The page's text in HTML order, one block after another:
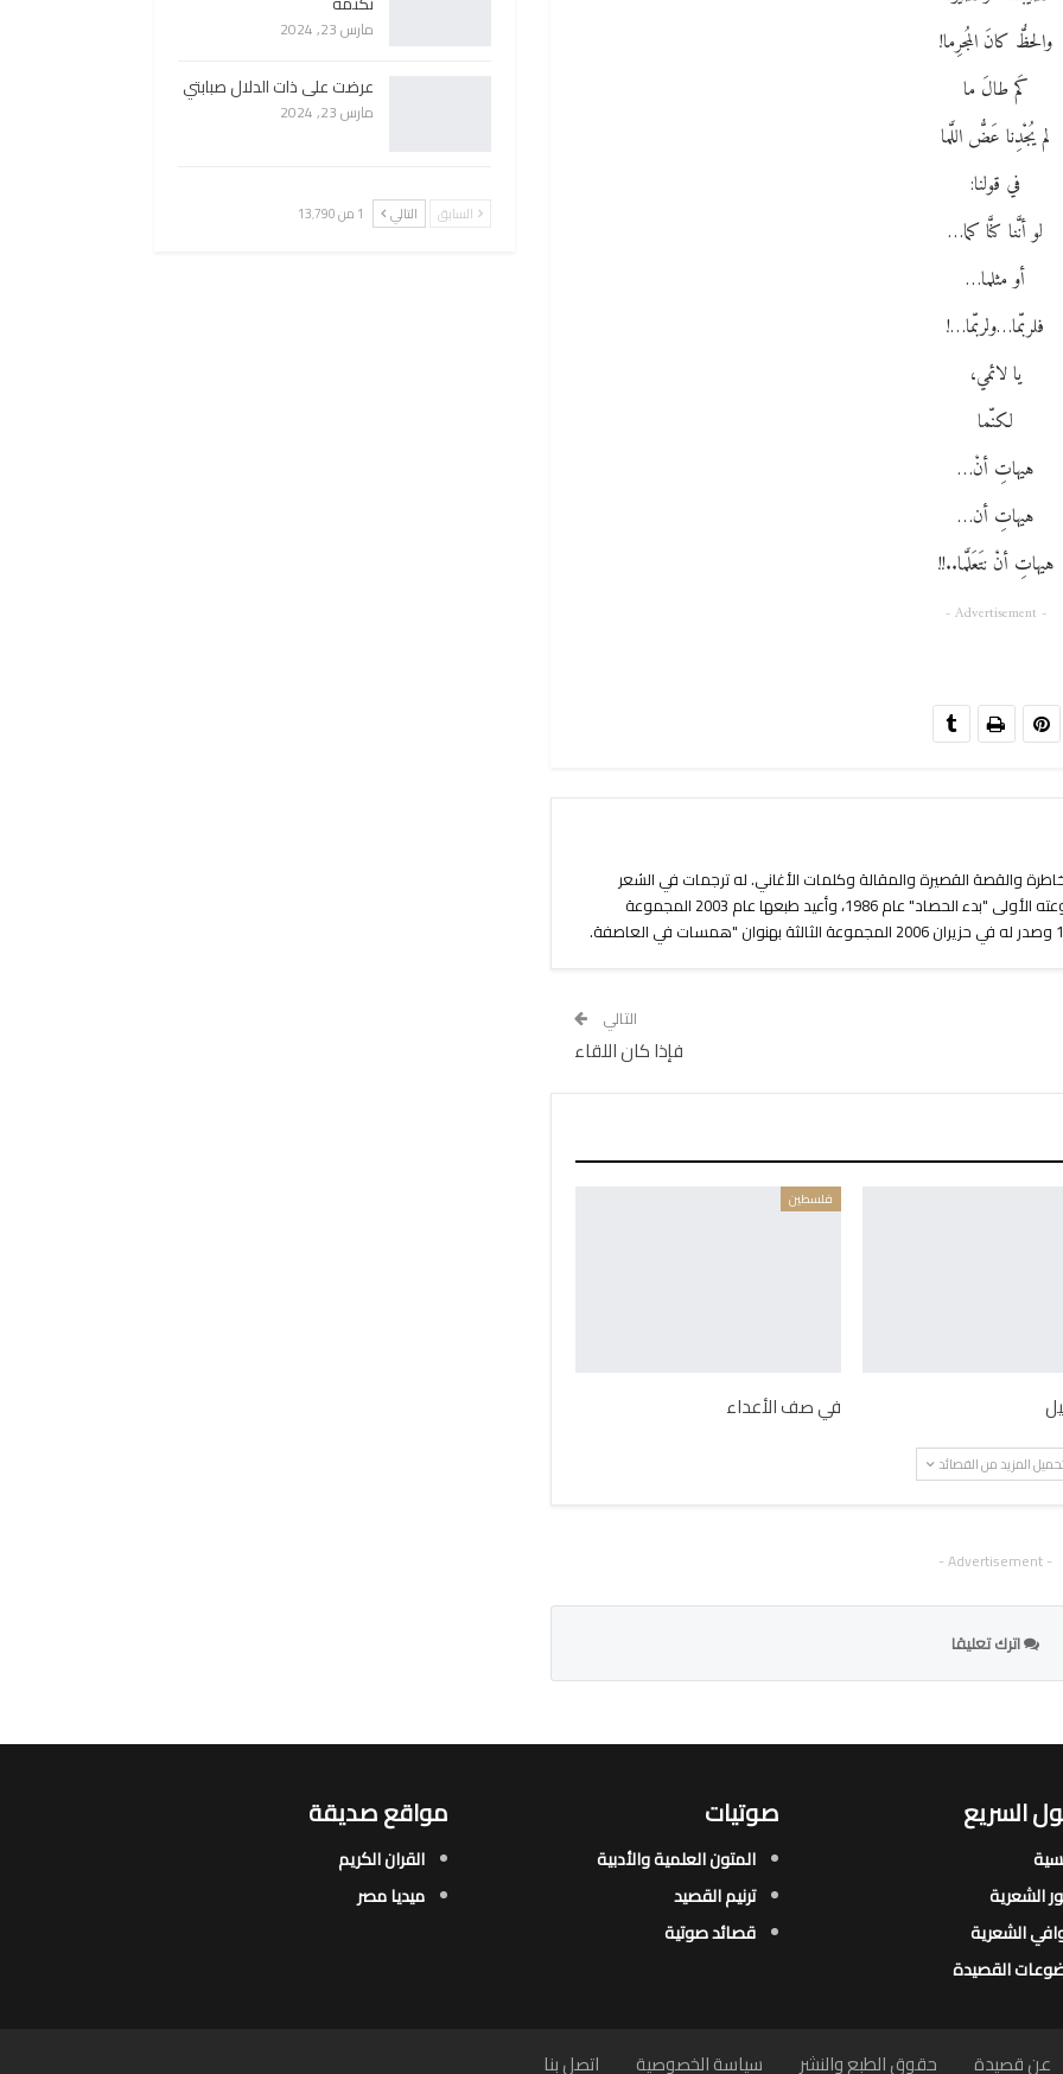
والحظُّ كانَ المُجرِما!
كَم طالَ ما
لم يُجْدِنا عَضُّ اللَّما
في قولنا:
لو أنَّنا كنَّا كما…
أو مثلما…
فلربّما…ولربّما…!
يا لائمي،
لكنّما
هيهاتِ أنْ…
هيهاتِ أن…
هيهاتِ أنْ نتَعَلَّما..!!
- Advertisement -
،كتب الشعر والخاطرة والقصة القصيرة والمقالة وكلمات الأغاني. له ترجمات في الشعر
والمقالات وأدب الأطفال. أصدر مجموعته الأولى "بدء الحصاد" عام 1986، وأعيد طبعها عام 2003 المجموعة
التالي
فإذا كان اللقاء
فلسطين
في صف الأعداء
المزيد من القصائد
- Advertisement -
اترك تعليقا
مارس 23, 2024
عرضت على ذات الدلال صبابتي
مارس 23, 2024
السابق التالي 1 من 13٬790
السريع
الشعرية​
الشعرية​
القصيدة​
صوتيات
المتون العلمية والأدبية
ترنيم القصيد
قصائد صوتية
مواقع صديقة
القران الكريم
ميديا مصر
عن قصيدة حقوق الطبع والنشر سياسة الخصوصية اتصل بنا